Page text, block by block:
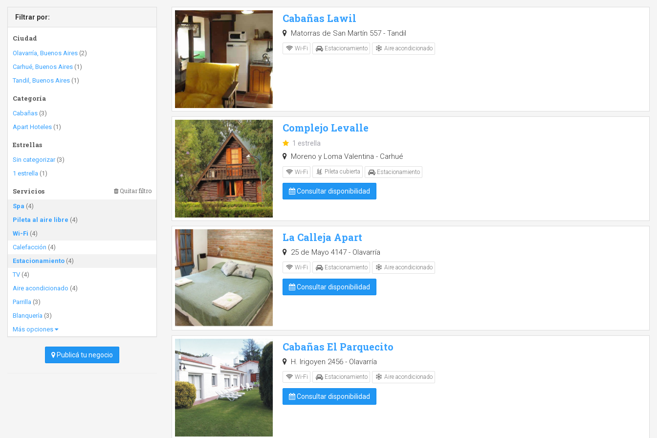
Filtrar por:
Ciudad
Olavarría, Buenos Aires (2)
Carhué, Buenos Aires (1)
Tandil, Buenos Aires (1)
Categoría
Cabañas (3)
Apart Hoteles (1)
Estrellas
Sin categorizar(3)
1 estrella (1)
Servicios Quitar filtro
Spa (4)
Pileta al aire libre (4)
Wi-Fi (4)
Calefacción (4)
Estacionamiento (4)
TV (4)
Aire acondicionado (4)
Parrilla (3)
Blanquería (3)
Más opciones
Publicá tu negocio
Cabañas Lawil
Matorras de San Martín 557 - Tandil
Wi-Fi Estacionamiento Aire acondicionado
Complejo Levalle
1 estrella
Moreno y Loma Valentina - Carhué
Wi-Fi Pileta cubierta Estacionamiento
Consultar disponibilidad
La Calleja Apart
25 de Mayo 4147 - Olavarría
Wi-Fi Estacionamiento Aire acondicionado
Consultar disponibilidad
Cabañas El Parquecito
H. Irigoyen 2456 - Olavarría
Wi-Fi Estacionamiento Aire acondicionado
Consultar disponibilidad